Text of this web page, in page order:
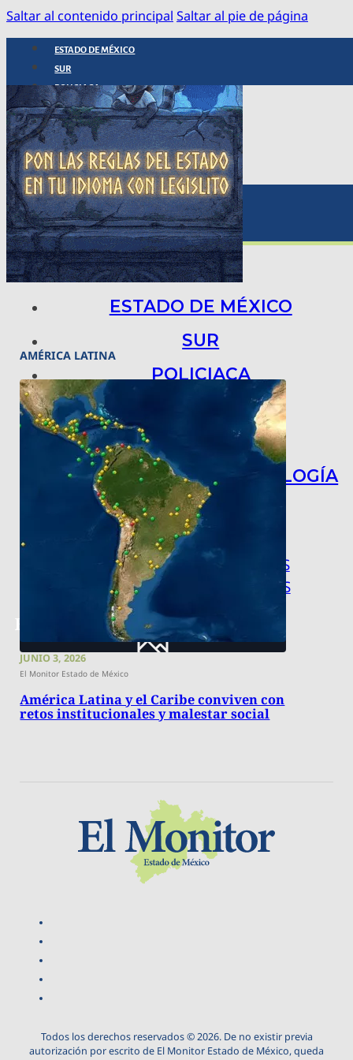
Saltar al contenido principal Saltar al pie de página
ESTADO DE MÉXICO
SUR
POLICIACA
NACIONAL
INTERNACIONAL
ARTE, CIENCIA Y TECNOLOGÍA
COLUMNAS
BAJO LA LUPA
RASTROS Y ROSTROS
VÍNCULOS ANIMALES
ESTADO DE MÉXICO
SUR
POLICIACA
INTERNACIONAL
ARTE, CIENCIA Y TECNOLOGÍA
COLUMNAS
BAJO LA LUPA
RASTROS Y ROSTROS
VÍNCULOS ANIMALES
AMÉRICA LATINA
JUNIO 3, 2026
El Monitor Estado de México
América Latina y el Caribe conviven con
retos institucionales y malestar social
Todos los derechos reservados © 2026. De no existir previa
autorización por escrito de El Monitor Estado de México, queda